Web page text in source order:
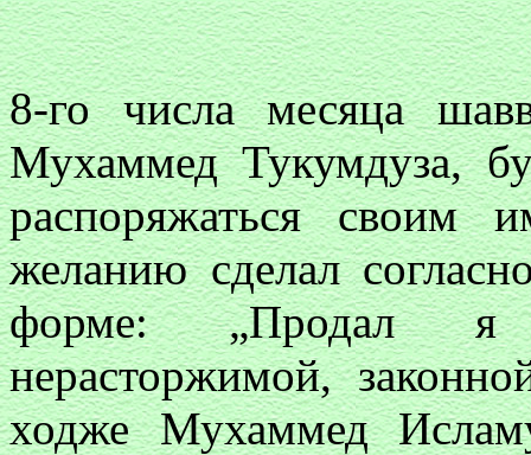
8-го числа месяца
Мухаммед Тукумдуза,
распоряжаться своим
желанию сделал
форме: „Продал я
нерасторжимой,
ходже Мухаммед